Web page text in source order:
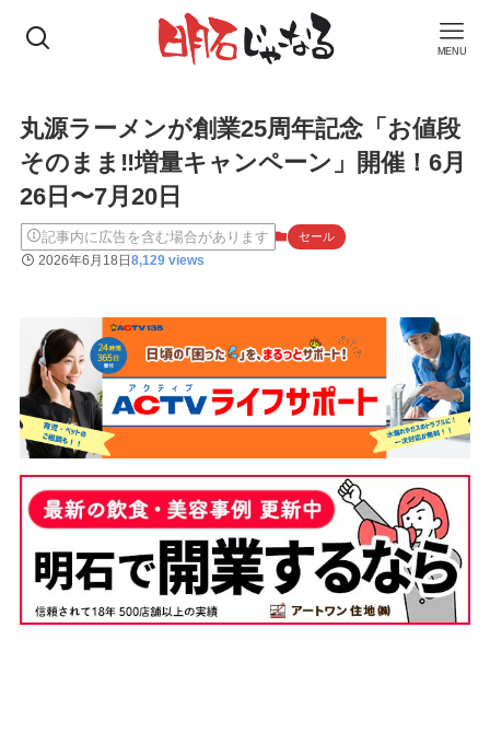
MENU
丸源ラーメンが創業25周年記念「お値段
そのまま‼︎増量キャンペーン」開催！6月
26日〜7月20日
記事内に広告を含む場合があります セール
2026年6月18日8,129 views